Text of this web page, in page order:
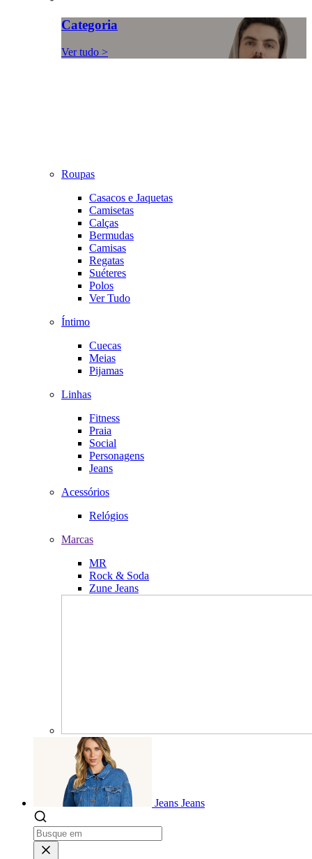
Categoria
Ver tudo >
Roupas
Casacos e Jaquetas
Camisetas
Calças
Bermudas
Camisas
Regatas
Suéteres
Polos
Ver Tudo
Íntimo
Cuecas
Meias
Pijamas
Linhas
Fitness
Praia
Social
Personagens
Jeans
Acessórios
Relógios
Marcas
MR
Rock & Soda
Zune Jeans
Jeans Jeans